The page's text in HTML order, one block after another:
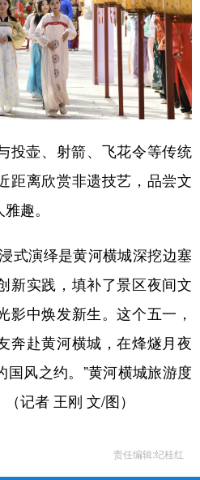
壶、射箭、飞花令等传统
距离欣赏非遗技艺，品尝文
趣。
演绎是黄河横城深挖边塞
新实践，填补了景区夜间文
影中焕发新生。这个五一，
奔赴黄河横城，在烽燧月夜
国风之约。”黄河横城旅游度
记者 王刚 文/图）
责任编辑:纪桂红